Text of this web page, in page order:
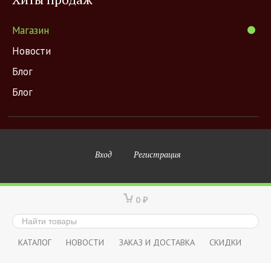
Магазин
Новости
Блог
Блог
Вход Регистрация
0 ₽
КАТАЛОГ НОВОСТИ ЗАКАЗ И ДОСТАВКА СКИДКИ